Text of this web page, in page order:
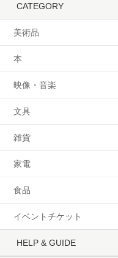
CATEGORY
美術品
本
映像・音楽
文具
雑貨
家電
食品
イベントチケット
HELP & GUIDE